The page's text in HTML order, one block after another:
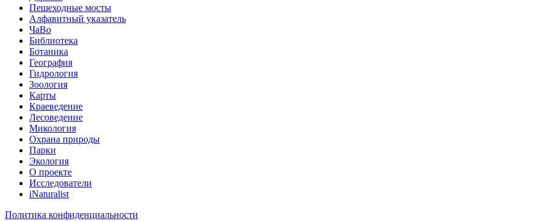
Пешеходные мосты
Алфавитный указатель
ЧаВо
Библиотека
Ботаника
География
Гидрология
Зоология
Карты
Краеведение
Лесоведение
Микология
Охрана природы
Парки
Экология
О проекте
Исследователи
iNaturalist
Политика конфиденциальности